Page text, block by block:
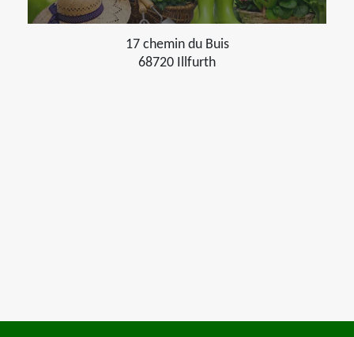
17 chemin du Buis
68720 Illfurth